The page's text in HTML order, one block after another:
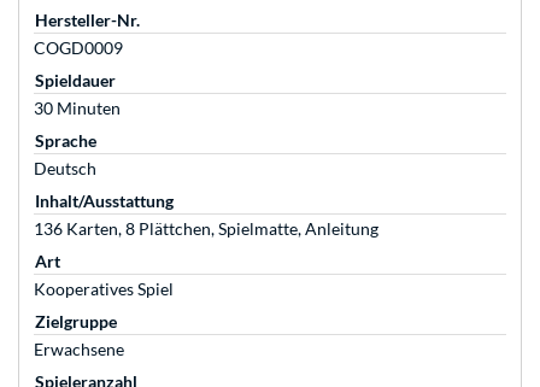
Hersteller-Nr.
COGD0009
Spieldauer
30 Minuten
Sprache
Deutsch
Inhalt/Ausstattung
136 Karten, 8 Plättchen, Spielmatte, Anleitung
Art
Kooperatives Spiel
Zielgruppe
Erwachsene
Spieleranzahl